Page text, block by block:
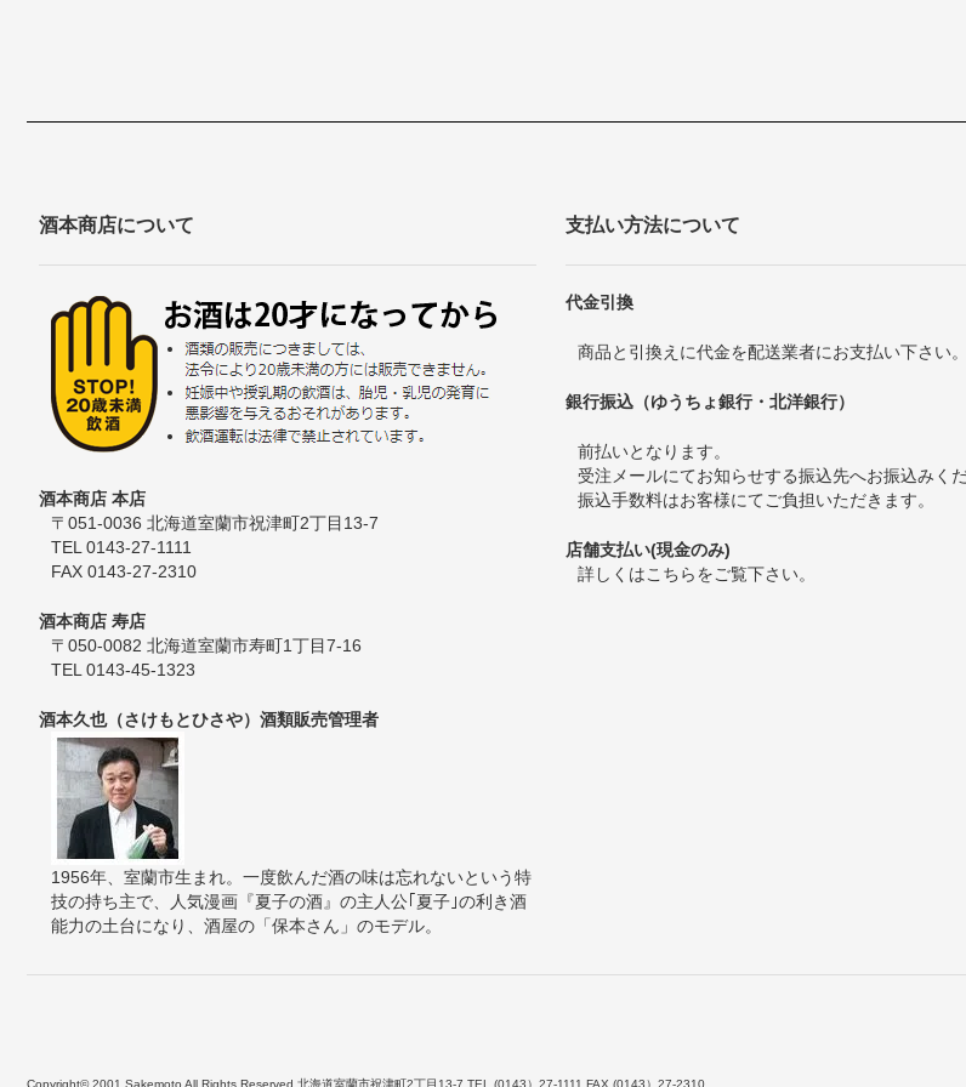
酒本商店について
酒本商店 本店
〒051-0036 北海道室蘭市祝津町2丁目13-7
TEL 0143-27-1111
FAX 0143-27-2310
酒本商店 寿店
〒050-0082 北海道室蘭市寿町1丁目7-16
TEL 0143-45-1323
酒本久也（さけもとひさや）酒類販売管理者
1956年、室蘭市生まれ。一度飲んだ酒の味は忘れないという特
技の持ち主で、人気漫画『夏子の酒』の主人公｢夏子｣の利き酒
能力の土台になり、酒屋の「保本さん」のモデル。
支払い方法について
代金引換
商品と引換えに代金を配送業者にお支払い下さい。
銀行振込（ゆうちょ銀行・北洋銀行）
前払いとなります。
受注メールにてお知らせする振込先へお振込みくだ
振込手数料はお客様にてご負担いただきます。
店舗支払い(現金のみ)
詳しくはこちらをご覧下さい。
Copyright© 2001 Sakemoto All Rights Reserved.北海道室蘭市祝津町2丁目13-7 TEL (0143）27-1111 FAX (0143）27-2310